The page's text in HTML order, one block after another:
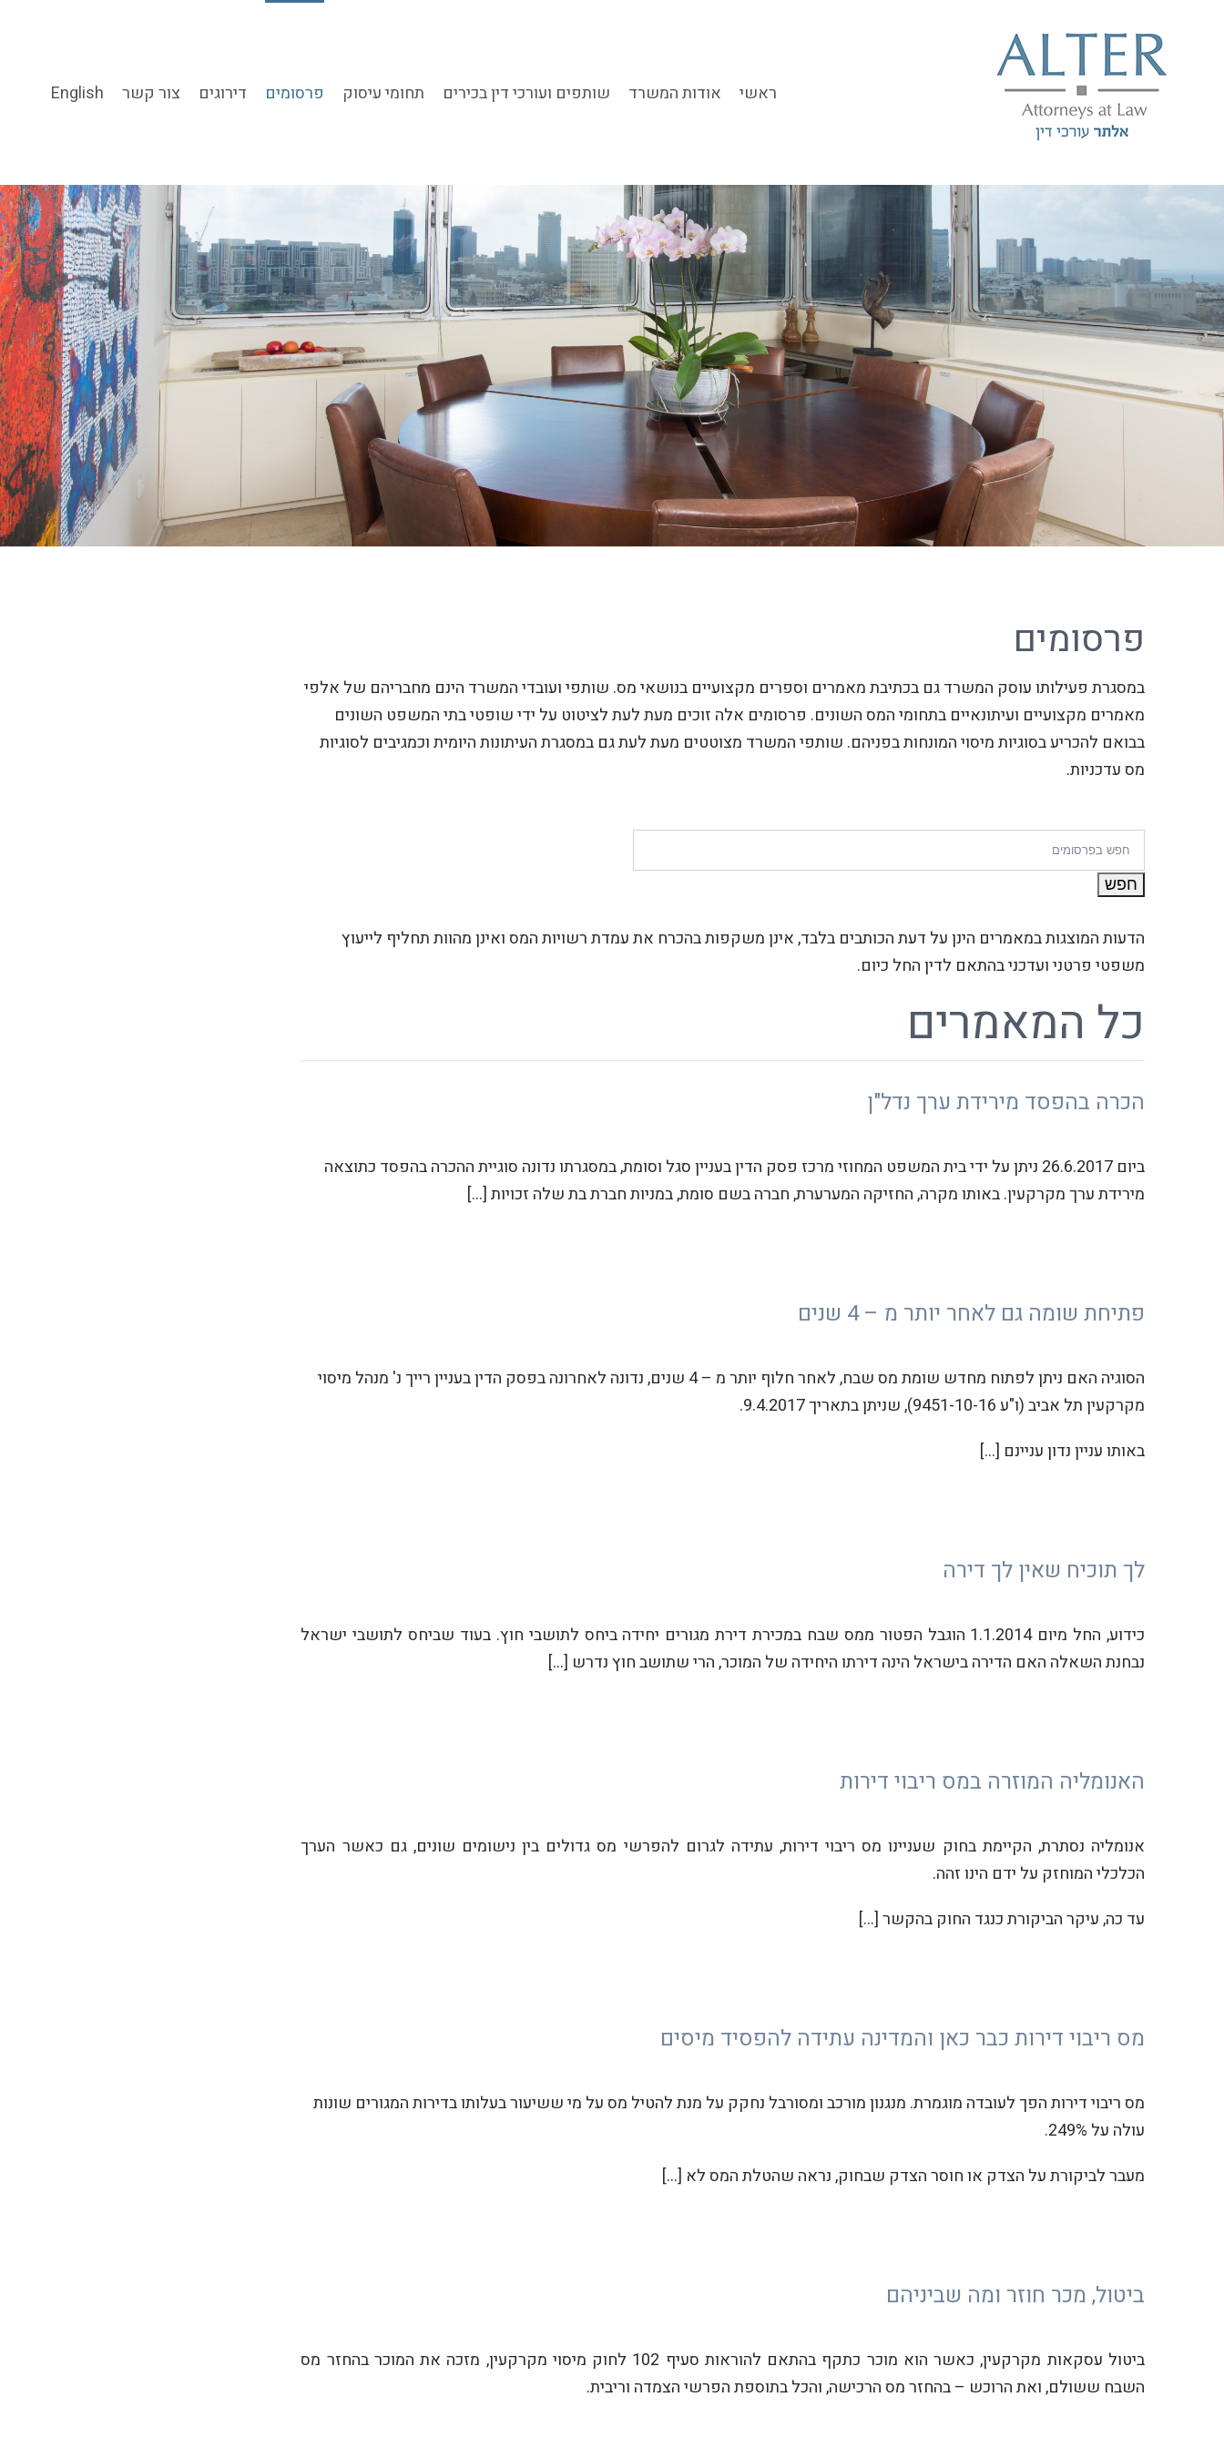
ראשי אודות המשרד שותפים ועורכי דין בכירים תחומי עיסוק פרסומים דירוגים צור קשר English
פרסומים
במסגרת פעילותו עוסק המשרד גם בכתיבת מאמרים וספרים מקצועיים בנושאי מס. שותפי ועובדי המשרד הינם מחבריהם של אלפי
מאמרים מקצועיים ועיתונאיים בתחומי המס השונים. פרסומים אלה זוכים מעת לעת לציטוט על ידי שופטי בתי המשפט השונים
בבואם להכריע בסוגיות מיסוי המונחות בפניהם. שותפי המשרד מצוטטים מעת לעת גם במסגרת העיתונות היומית וכמגיבים לסוגיות
מס עדכניות.
הדעות המוצגות במאמרים הינן על דעת הכותבים בלבד, אינן משקפות בהכרח את עמדת רשויות המס ואינן מהוות תחליף לייעוץ
משפטי פרטני ועדכני בהתאם לדין החל כיום.
כל המאמרים
הכרה בהפסד מירידת ערך נדל"ן
ביום 26.6.2017 ניתן על ידי בית המשפט המחוזי מרכז פסק הדין בעניין סגל וסומת, במסגרתו נדונה סוגיית ההכרה בהפסד כתוצאה
מירידת ערך מקרקעין. באותו מקרה, החזיקה המערערת, חברה בשם סומת, במניות חברת בת שלה זכויות […]
פתיחת שומה גם לאחר יותר מ – 4 שנים
הסוגיה האם ניתן לפתוח מחדש שומת מס שבח, לאחר חלוף יותר מ – 4 שנים, נדונה לאחרונה בפסק הדין בעניין רייך נ' מנהל מיסוי
מקרקעין תל אביב (ו"ע 9451-10-16), שניתן בתאריך 9.4.2017.
באותו עניין נדון עניינם […]
לך תוכיח שאין לך דירה
כידוע, החל מיום 1.1.2014 הוגבל הפטור ממס שבח במכירת דירת מגורים יחידה ביחס לתושבי חוץ. בעוד שביחס לתושבי ישראל
נבחנת השאלה האם הדירה בישראל הינה דירתו היחידה של המוכר, הרי שתושב חוץ נדרש […]
האנומליה המוזרה במס ריבוי דירות
אנומליה נסתרת, הקיימת בחוק שעניינו מס ריבוי דירות, עתידה לגרום להפרשי מס גדולים בין נישומים שונים, גם כאשר הערך
הכלכלי המוחזק על ידם הינו זהה.
עד כה, עיקר הביקורת כנגד החוק בהקשר […]
מס ריבוי דירות כבר כאן והמדינה עתידה להפסיד מיסים
מס ריבוי דירות הפך לעובדה מוגמרת. מנגנון מורכב ומסורבל נחקק על מנת להטיל מס על מי ששיעור בעלותו בדירות המגורים שונות
עולה על 249%.
מעבר לביקורת על הצדק או חוסר הצדק שבחוק, נראה שהטלת המס לא […]
ביטול, מכר חוזר ומה שביניהם
ביטול עסקאות מקרקעין, כאשר הוא מוכר כתקף בהתאם להוראות סעיף 102 לחוק מיסוי מקרקעין, מזכה את המוכר בהחזר מס
השבח ששולם, ואת הרוכש – בהחזר מס הרכישה, והכל בתוספת הפרשי הצמדה וריבית.